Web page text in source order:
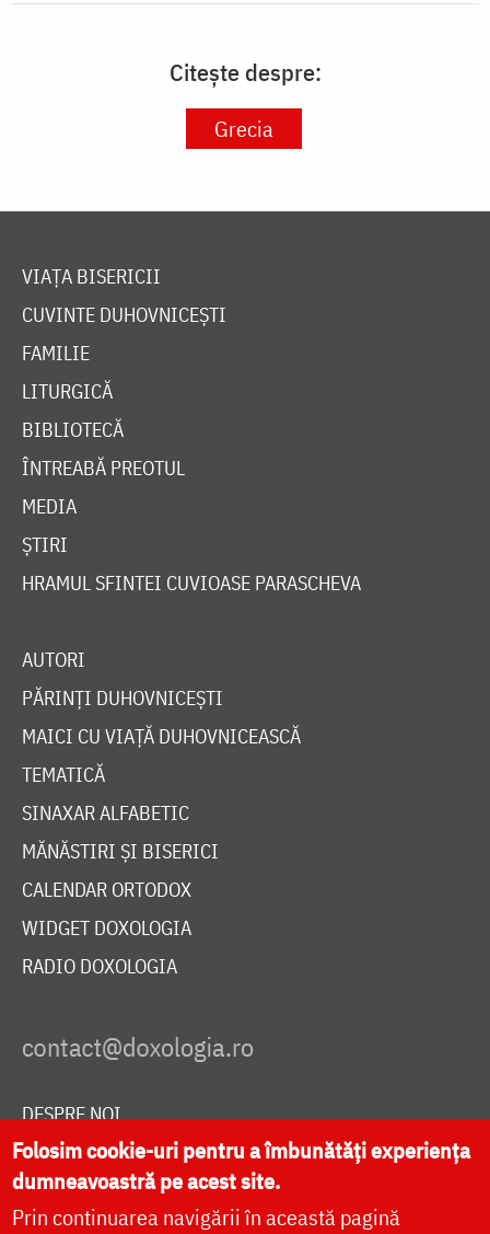
Citește despre:
Grecia
VIAȚA BISERICII
CUVINTE DUHOVNICEȘTI
FAMILIE
LITURGICĂ
BIBLIOTECĂ
ÎNTREABĂ PREOTUL
MEDIA
ȘTIRI
HRAMUL SFINTEI CUVIOASE PARASCHEVA
AUTORI
PĂRINȚI DUHOVNICEȘTI
MAICI CU VIAȚĂ DUHOVNICEASCĂ
TEMATICĂ
SINAXAR ALFABETIC
MĂNĂSTIRI ȘI BISERICI
CALENDAR ORTODOX
WIDGET DOXOLOGIA
RADIO DOXOLOGIA
DESPRE NOI
POLITICA DE COOKIES
DONEAZĂ ONLINE PENTRU CATEDRALA NAȚIONALĂ
Folosim cookie-uri pentru a îmbunătăți experiența
dumneavoastră pe acest site.
Prin continuarea navigării în această pagină